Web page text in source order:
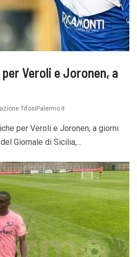
Veroli e Joronen, a
TifosiPalermo.it
per Veroli e Joronen, a giorni
Giornale di Sicilia,...